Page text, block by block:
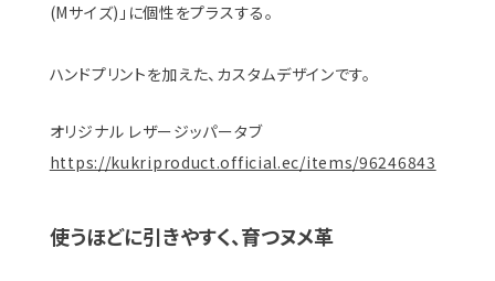
(Mサイズ)」に個性をプラスする。
ハンドプリントを加えた、カスタムデザインです。
オリジナル レザージッパータブ
https://kukriproduct.official.ec/items/96246843
使うほどに引きやすく、育つヌメ革